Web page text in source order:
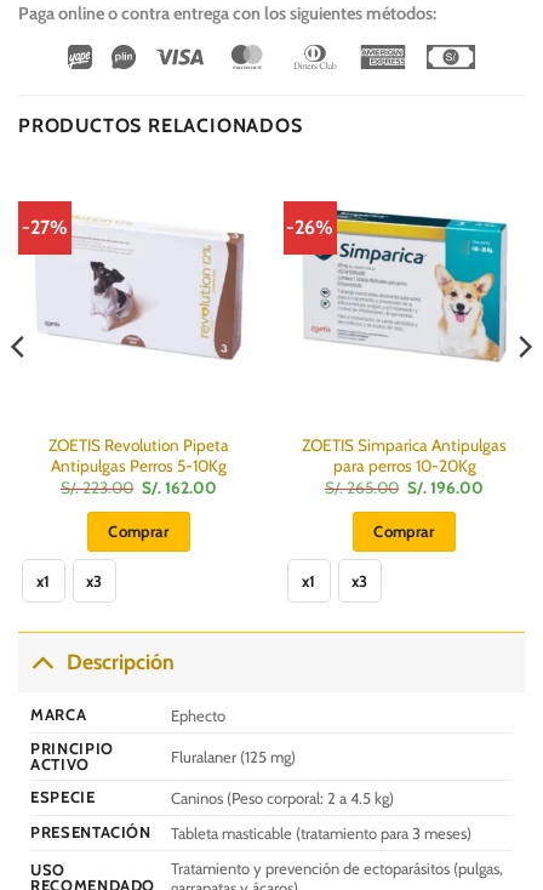
Paga online o contra entrega con los siguientes métodos:
Wirecard
Vipps Visa MasterCardDinners
American
PRODUCTOS RELACIONADOS
-27%
ZOETIS Revolution Pipeta
Antipulgas Perros 5-10Kg
S/.223.00 El
precio
original
era:
S/.
S/.162.00
Comprar
múltiples
variantes.
opciones
pueden
elegir
la
página
x1 x3
-26%
ZOETIS Simparica Antipulgas
para perros 10-20Kg
S/.265.00 El
precio
original
era:
S/.
S/.196.00
Comprar
múltiples
la
página
x1 x3
Descripción
MARCA
Ephecto
PRINCIPIO
ACTIVO
Fluralaner (125 mg)
ESPECIE
Caninos (Peso corporal: 2 a 4.5 kg)
PRESENTACIÓN
Tableta masticable (tratamiento para 3 meses)
USO
RECOMENDADO
Tratamiento y prevención de ectoparásitos (pulgas,